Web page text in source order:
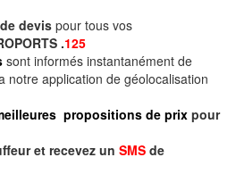
devispour tous vos
.125
sont informés instantanément de
notre application de géolocalisation
propositions de prixpour
et recevez un SMS de